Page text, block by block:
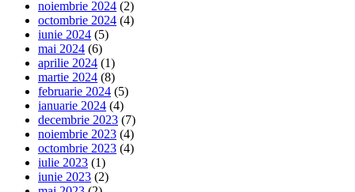
noiembrie 2024 (2)
octombrie 2024 (4)
iunie 2024 (5)
mai 2024 (6)
aprilie 2024 (1)
martie 2024 (8)
februarie 2024 (5)
ianuarie 2024 (4)
decembrie 2023 (7)
noiembrie 2023 (4)
octombrie 2023 (4)
iulie 2023 (1)
iunie 2023 (2)